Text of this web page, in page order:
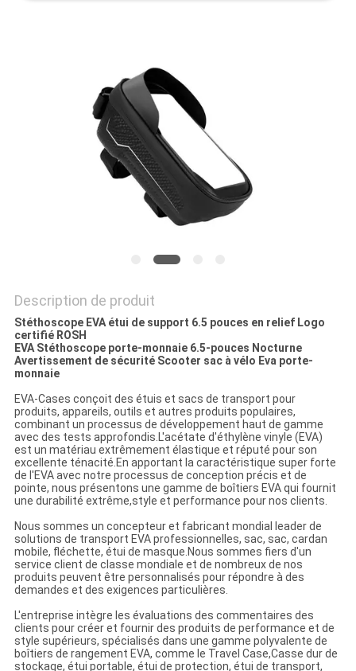
Description de produit
Stéthoscope EVA étui de support 6.5 pouces en relief Logo
certifié ROSH
EVA Stéthoscope porte-monnaie 6.5-pouces Nocturne
Avertissement de sécurité Scooter sac à vélo Eva porte-
monnaie
EVA-Cases conçoit des étuis et sacs de transport pour
produits, appareils, outils et autres produits populaires,
combinant un processus de développement haut de gamme
avec des tests approfondis.L'acétate d'éthylène vinyle (EVA)
est un matériau extrêmement élastique et réputé pour son
excellente ténacité.En apportant la caractéristique super forte
de l'EVA avec notre processus de conception précis et de
pointe, nous présentons une gamme de boîtiers EVA qui fournit
une durabilité extrême,style et performance pour nos clients.
Nous sommes un concepteur et fabricant mondial leader de
solutions de transport EVA professionnelles, sac, sac, cardan
mobile, fléchette, étui de masque.Nous sommes fiers d'un
service client de classe mondiale et de nombreux de nos
produits peuvent être personnalisés pour répondre à des
demandes et des exigences particulières.
L'entreprise intègre les évaluations des commentaires des
clients pour créer et fournir des produits de performance et de
style supérieurs, spécialisés dans une gamme polyvalente de
boîtiers de rangement EVA, comme le Travel Case,Casse dur de
stockage, étui portable, étui de protection, étui de transport,